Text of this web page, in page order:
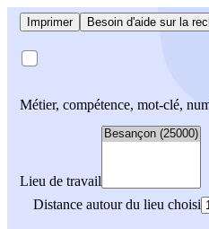
Imprimer Besoin d'aide sur la
Métier, compétence, mot-clé,
Lieu de travail
Distance autour du lieu choisi